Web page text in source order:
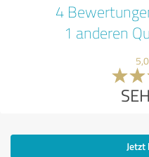
4
1 anderen